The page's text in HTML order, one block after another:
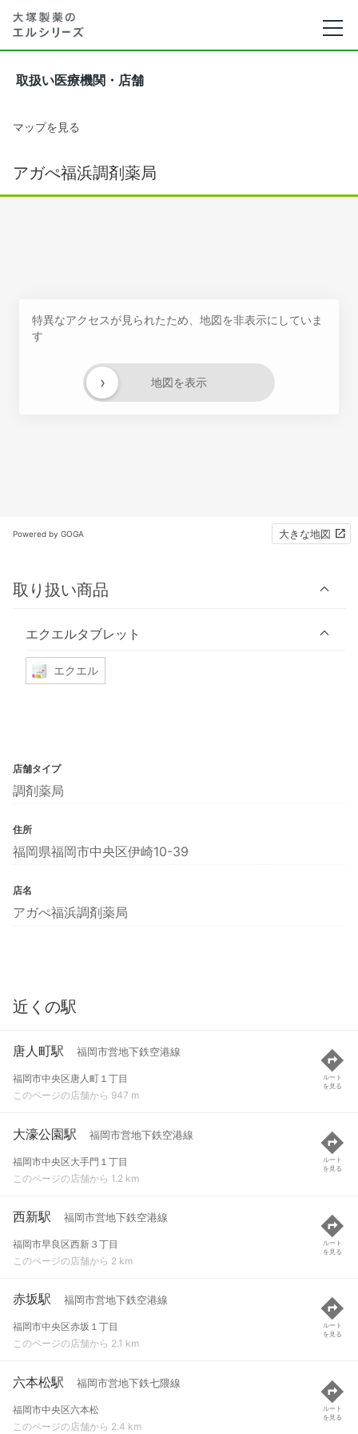
取扱い医療機関・店舗
マップを見る
アガぺ福浜調剤薬局
特異なアクセスが見られたため、地図を非表示にしていま
す
地図を表示
›
Powered by GOGA 大きな地図
取り扱い商品
エクエルタブレット
エクエル
店舗タイプ
調剤薬局
住所
福岡県福岡市中央区伊崎10-39
店名
アガぺ福浜調剤薬局
近くの駅
唐人町駅 福岡市営地下鉄空港線
福岡市中央区唐人町１丁目
このページの店舗から 947 m
ルート
を見る
大濠公園駅 福岡市営地下鉄空港線
福岡市中央区大手門１丁目
このページの店舗から 1.2 km
ルート
を見る
西新駅 福岡市営地下鉄空港線
福岡市早良区西新３丁目
このページの店舗から 2 km
ルート
を見る
赤坂駅 福岡市営地下鉄空港線
福岡市中央区赤坂１丁目
このページの店舗から 2.1 km
ルート
を見る
六本松駅 福岡市営地下鉄七隈線
福岡市中央区六本松
このページの店舗から 2.4 km
ルート
を見る